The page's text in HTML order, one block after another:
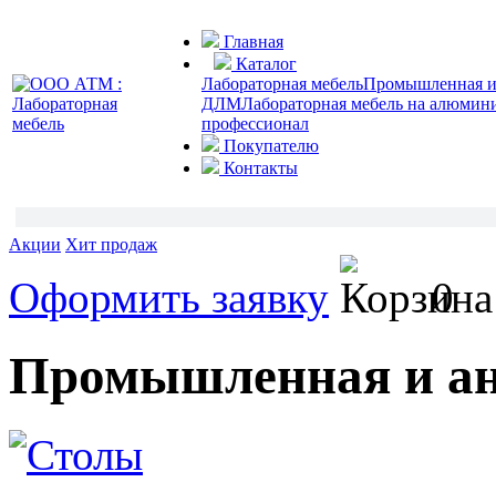
Главная
Каталог
Лабораторная мебельПромышленная и
ДЛМЛабораторная мебель на
профессионал
Покупателю
Контакты
Акции Хит продаж
Оформить заявку 0
Промышленная и